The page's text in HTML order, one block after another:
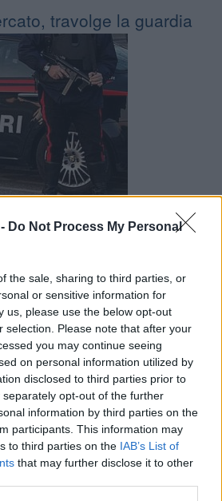
Do Not Process My Personal
the sale, sharing to third parties, or
or sensitive information for
us, please use the below opt-out
selection. Please note that after your
you may continue seeing
on personal information utilized by
disclosed to third parties prior to
opt-out of the further
information by third parties on the
participants. This information may
to third parties on the IAB’s List of
that may further disclose it to other
travolge la guardia
in un supermercato dove un
simulato di avere una siringa infetta
Un marocchino di 30 anni, senza fissa
rubare all'interno di un centro
Il ladro è stato notato da un
nascondeva sotto la giacca un paio di
la placca anti-taccheggio.
spinta l'addetto alla vigilanza e poi ha
il possesso di un siringa infetta. I
siringhe, ma a seguito della spinta il